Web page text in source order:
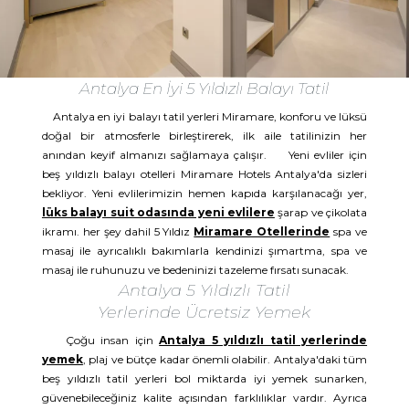
Antalya En İyi 5 Yıldızlı Balayı Tatil
Antalya en iyi balayı tatil yerleri Miramare, konforu ve lüksü
doğal bir atmosferle birleştirerek, ilk aile tatilinizin her
anından keyif almanızı sağlamaya çalışır. Yeni evliler için
beş yıldızlı balayı otelleri Miramare Hotels Antalya'da sizleri
bekliyor. Yeni evlilerimizin hemen kapıda karşılanacağı yer,
lüks balayı suit odasında yeni evlilere şarap ve çikolata
ikramı. her şey dahil 5 Yıldız Miramare Otellerinde spa ve
masaj ile ayrıcalıklı bakımlarla kendinizi şımartma, spa ve
masaj ile ruhunuzu ve bedeninizi tazeleme fırsatı sunacak.
Antalya 5 Yıldızlı Tatil
Yerlerinde Ücretsiz Yemek
Çoğu insan içinAntalya 5 yıldızlı tatil yerlerinde
yemek, plaj ve bütçe kadar önemli olabilir. Antalya'daki tüm
beş yıldızlı tatil yerleri bol miktarda iyi yemek sunarken,
güvenebileceğiniz kalite açısından farklılıklar vardır. Ayrıca